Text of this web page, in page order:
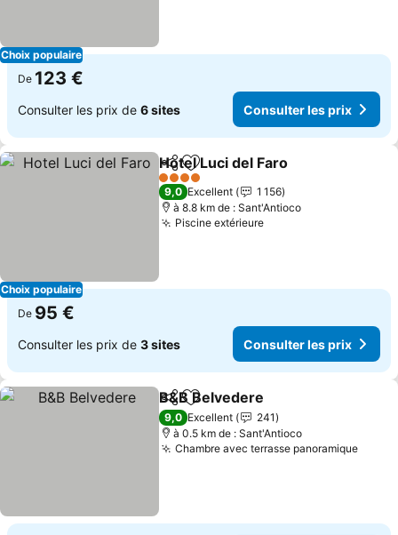
Choix populaire
De 123 €
Consulter les prix de 6 sites Consulter les prix
Choix populaire
PartagerAjouter à mes favoris
Hotel Luci del Faro
4 Étoiles
9,0 Excellent
1 156
à 8.8 km de : Sant'Antioco
Piscine extérieureConsulter les prix
De 95 €
Consulter les prix de 3 sites Consulter les prix
PartagerAjouter à mes favoris
B&B Belvedere
9,0 Excellent
241
à 0.5 km de : Sant'Antioco
Chambre avec terrasse panoramique